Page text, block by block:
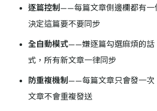
逐篇控制——每篇文章側邊欄都有一
決定這篇要不要同步
全自動模式——嫌逐篇勾選麻煩的話
式，所有新文章一律同步
防重複機制——每篇文章只會發一次
文章不會重複發送